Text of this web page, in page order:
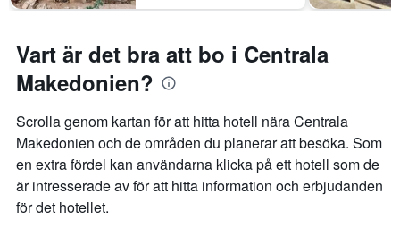
Vart är det bra att bo i Centrala
Makedonien?
Scrolla genom kartan för att hitta hotell nära Centrala
Makedonien och de områden du planerar att besöka. Som
en extra fördel kan användarna klicka på ett hotell som de
är intresserade av för att hitta information och erbjudanden
för det hotellet.